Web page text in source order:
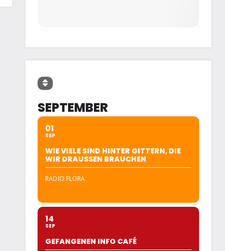
SEPTEMBER
01
SEP
WIE VIELE SIND HINTER GITTERN, DIE
WIR DRAUSSEN BRAUCHEN
RADIO FLORA
14
SEP
GEFANGENEN INFO CAFÉ